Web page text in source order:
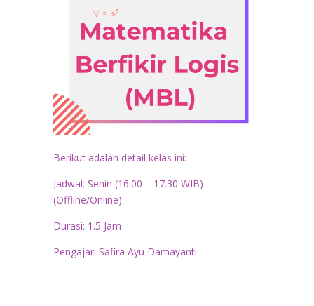
Berikut adalah detail kelas ini:
Jadwal: Senin (16.00 – 17.30 WIB)
(Offline/Online)
Durasi: 1.5 Jam
Pengajar: Safira Ayu Damayanti